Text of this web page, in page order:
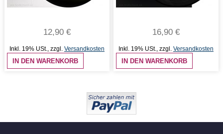
12,90 €
Inkl. 19% USt., zzgl. Versandkosten
IN DEN WARENKORB
16,90 €
Inkl. 19% USt., zzgl. Versandkosten
IN DEN WARENKORB